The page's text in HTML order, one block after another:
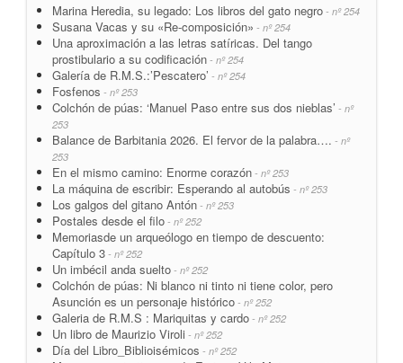
Marina Heredia, su legado: Los libros del gato negro - nº 254
Susana Vacas y su «Re-composición» - nº 254
Una aproximación a las letras satíricas. Del tango
prostibulario a su codificación - nº 254
Galería de R.M.S.:’Pescatero’ - nº 254
Fosfenos - nº 253
Colchón de púas: ‘Manuel Paso entre sus dos nieblas’ - nº
253
Balance de Barbitania 2026. El fervor de la palabra…. - nº
253
En el mismo camino: Enorme corazón - nº 253
La máquina de escribir: Esperando al autobús - nº 253
Los galgos del gitano Antón - nº 253
Postales desde el filo - nº 252
Memoriasde un arqueólogo en tiempo de descuento:
Capítulo 3 - nº 252
Un imbécil anda suelto - nº 252
Colchón de púas: Ni blanco ni tinto ni tiene color, pero
Asunción es un personaje histórico - nº 252
Galeria de R.M.S : Mariquitas y cardo - nº 252
Un libro de Maurizio Viroli - nº 252
Día del Libro_Biblioisémicos - nº 252